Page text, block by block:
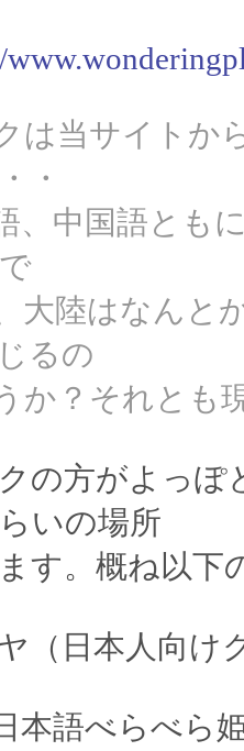
は当サイトか
・
、中国語とも
大陸はなんと
るの
か？それとも
の方がよっぽ
いの場所
す。概ね以下
（日本人向け
べらべら姫